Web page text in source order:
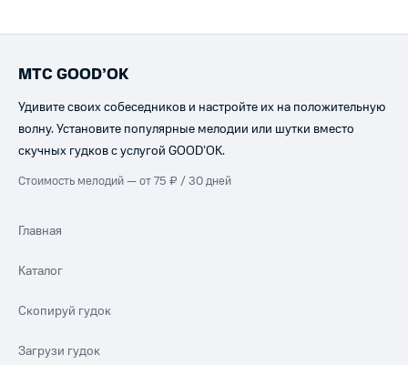
МТС GOOD’OK
Удивите своих собеседников и настройте их на положительную
волну. Установите популярные мелодии или шутки вместо
скучных гудков с услугой GOOD’OK.
Стоимость мелодий — от 75 ₽ / 30 дней
Главная
Каталог
Скопируй гудок
Загрузи гудок